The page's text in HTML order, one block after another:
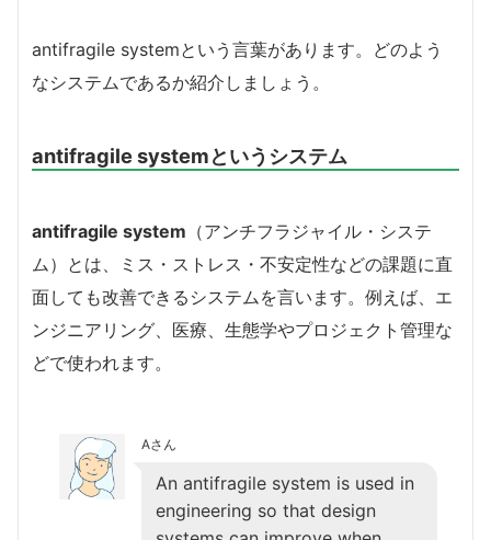
antifragile systemという言葉があります。どのよう
なシステムであるか紹介しましょう。
antifragile systemというシステム
antifragile system （アンチフラジャイル・システ
ム）とは、ミス・ストレス・不安定性などの課題に直
面しても改善できるシステムを言います。例えば、エ
ンジニアリング、医療、生態学やプロジェクト管理な
どで使われます。
Aさん
An antifragile system is used in
engineering so that design